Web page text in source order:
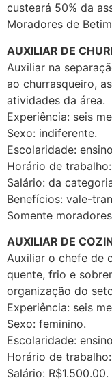
custeará 50% da
Moradores de
AUXILIAR DE
Auxiliar na
ao churrasqueiro,
atividades da área.
Experiência: seis
Sexo: indiferente.
Escolaridade:
Horário de
Salário: da
Benefícios: vale-
Somente
AUXILIAR DE
Auxiliar o chefe de
quente, frio e
organização do
Experiência: seis
Sexo: feminino.
Escolaridade:
Horário de
Salário: R$1.500.00.